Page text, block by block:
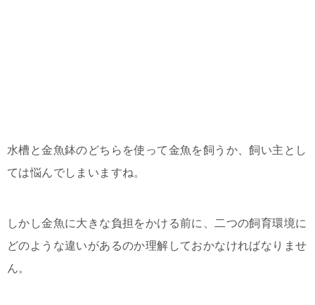
水槽と金魚鉢のどちらを使って金魚を飼うか、飼い主とし
ては悩んでしまいますね。
しかし金魚に大きな負担をかける前に、二つの飼育環境に
どのような違いがあるのか理解しておかなければなりませ
ん。